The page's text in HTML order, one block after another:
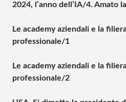
2024, l’anno dell’IA/4. Amato
Le academy aziendali e la
professionale/1
Le academy aziendali e la
professionale/2
Solo gli utenti
commentare!